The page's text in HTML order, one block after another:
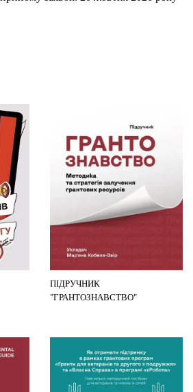
ПІДРУЧНИК
"ГРАНТОЗНАВСТВО"